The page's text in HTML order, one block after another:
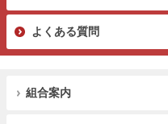
よくある質問
組合案内